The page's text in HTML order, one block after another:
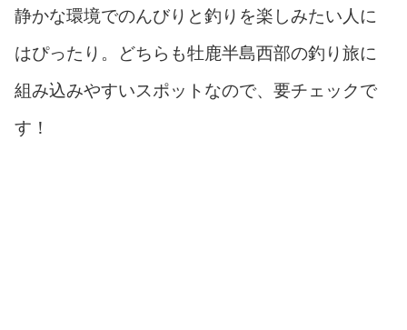
静かな環境でのんびりと釣りを楽しみたい人に
はぴったり。どちらも牡鹿半島西部の釣り旅に
組み込みやすいスポットなので、要チェックで
す！